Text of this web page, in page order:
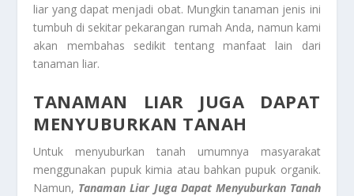
liar yang dapat menjadi obat. Mungkin tanaman jenis ini
tumbuh di sekitar pekarangan rumah Anda, namun kami
akan membahas sedikit tentang manfaat lain dari
tanaman liar.
TANAMAN LIAR JUGA DAPAT
MENYUBURKAN TANAH
Untuk menyuburkan tanah umumnya masyarakat
menggunakan pupuk kimia atau bahkan pupuk organik.
Namun, Tanaman Liar Juga Dapat Menyuburkan Tanah